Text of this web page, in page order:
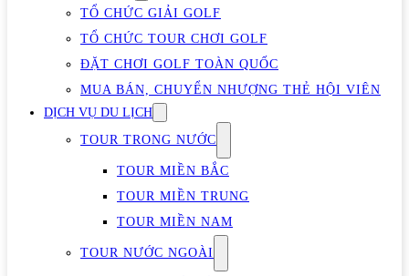
TỔ CHỨC GIẢI GOLF
TỔ CHỨC TOUR CHƠI GOLF
ĐẶT CHƠI GOLF TOÀN QUỐC
MUA BÁN, CHUYỂN NHƯỢNG THẺ HỘI VIÊN
DỊCH VỤ DU LỊCH
TOUR TRONG NƯỚC
TOUR MIỀN BẮC
TOUR MIỀN TRUNG
TOUR MIỀN NAM
TOUR NƯỚC NGOÀI